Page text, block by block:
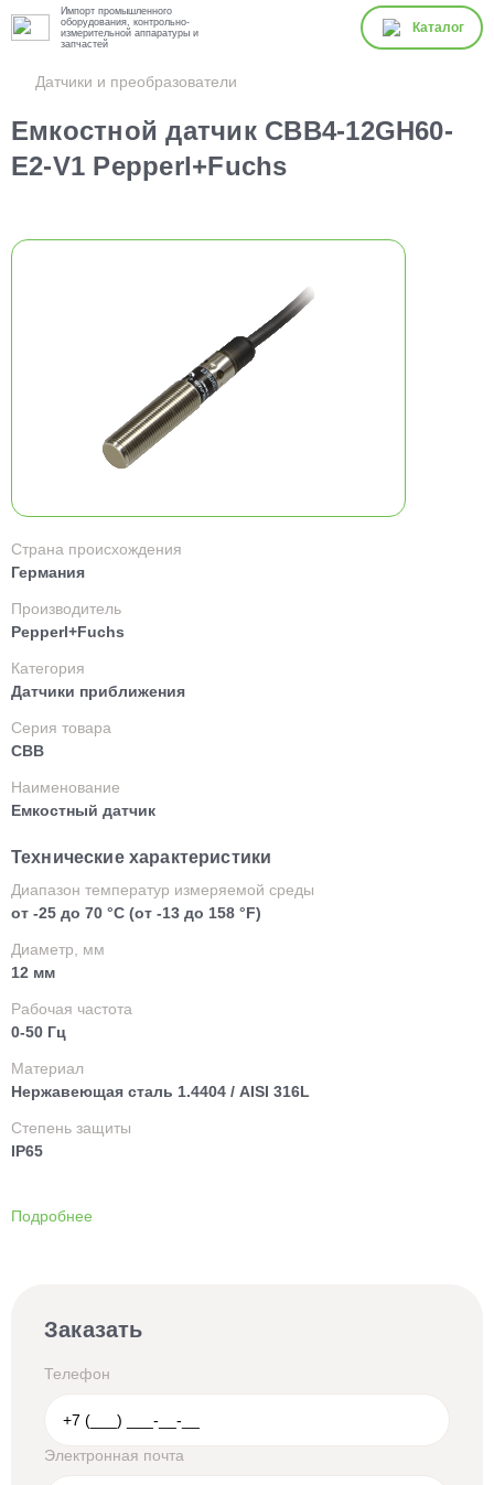
Импорт промышленного
оборудования, контрольно-
измерительной аппаратуры и
запчастей
Каталог
Датчики и преобразователи
Емкостной датчик CBB4-12GH60-
E2-V1 Pepperl+Fuchs
Страна происхождения
Германия
Производитель
Pepperl+Fuchs
Категория
Датчики приближения
Серия товара
CBB
Наименование
Емкостный датчик
Технические характеристики
Диапазон температур измеряемой среды
от -25 до 70 °C (от -13 до 158 °F)
Диаметр, мм
12 мм
Рабочая частота
0-50 Гц
Материал
Нержавеющая сталь 1.4404 / AISI 316L
Степень защиты
IP65
Подробнее
Заказать
Телефон
Электронная почта